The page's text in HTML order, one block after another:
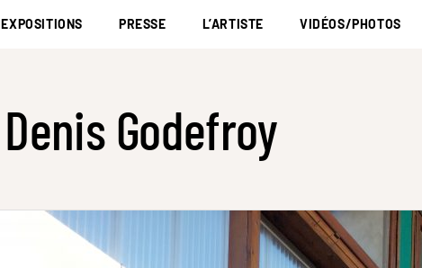
EXPOSITIONS PRESSE L’ARTISTE VIDÉOS/PHOTOS
Denis Godefroy